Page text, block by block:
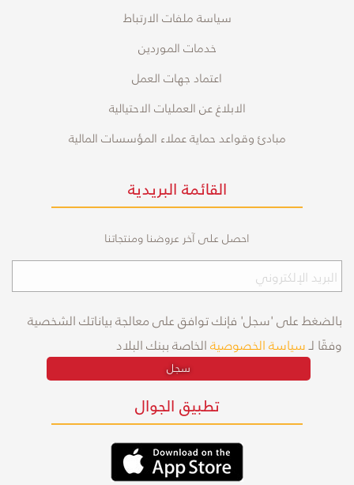
سياسة ملفات الارتباط
خدمات الموردين
اعتماد جهات العمل
الابلاغ عن العمليات الاحتيالية
مبادئ وقواعد حماية عملاء المؤسسات المالية
القائمة البريدية
احصل على آخر عروضنا ومنتجاتنا
بالضغط على 'سجل' فإنك توافق على معالجة بياناتك الشخصية
وفقًا لـسياسة الخصوصيةالخاصة ببنك البلاد
سجل
تطبيق الجوال